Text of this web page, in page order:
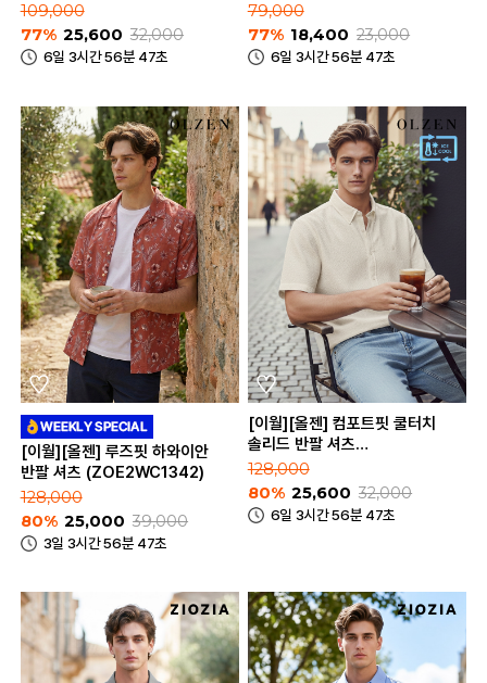
109,000
77% 25,600 32,000
6일 3시간 56분 47초
79,000
77% 18,400 23,000
6일 3시간 56분 47초
[이월][올젠] 루즈핏 하와이안
반팔 셔츠 (ZOE2WC1342)
128,000
80% 25,000 39,000
3일 3시간 56분 47초
[이월][올젠] 컴포트핏 쿨터치
솔리드 반팔 셔츠
(ZOE2WC1357)
128,000
80% 25,600 32,000
6일 3시간 56분 47초